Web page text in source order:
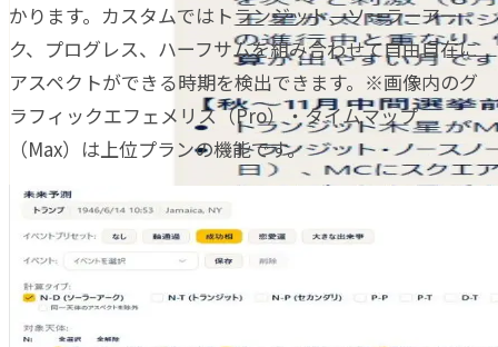
かります。カスタムではトランジット、ソーラーアー
ク、プログレス、ハーフサムを組み合わせて自由自在に
アスペクトができる時期を検出できます。※画像内のグ
ラフィックエフェメリス（Pro）・タイムマップ
（Max）は上位プランの機能です。